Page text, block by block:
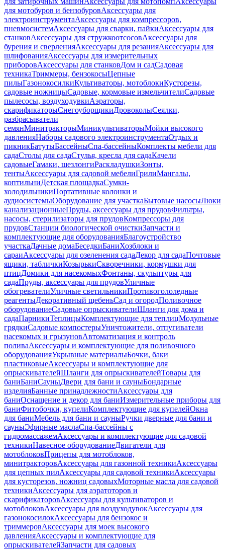
для мотобуров и бензобуровАксессуары для
электроинструментаАксессуары для компрессоров,
пневмосистемАксессуары для сварки, пайкиАксессуары для
станковАксессуары для стружкоотсосовАксессуары для
бурения и сверленияАксессуары для резанияАксессуары для
шлифованияАксессуары для измерительных
приборовАксессуары для станковДом и садСадовая
техникаТриммеры, бензокосыЦепные
пилыГазонокосилкиКультиваторы, мотоблокиКусторезы,
садовые ножницыСадовые, кормовые измельчителиСадовые
пылесосы, воздуходувкиАэраторы,
скарификаторыСнегоуборщикиДровоколыСеялки,
разбрасыватели
семянМинитракторыМиникультиваторыМойки высокого
давленияНаборы садового электроинструментаОтдых и
пикникБатутыБассейныСпа-бассейныКомплекты мебели для
садаСтолы для садаСтулья, кресла для садаКачели
садовыеГамаки, шезлонгиРаскладушкиЗонты,
тентыАксессуары для садовой мебелиГрилиМангалы,
коптильниДетская площадкаСумки-
холодильникиПортативные колонки и
аудиосистемыОборудование для участкаБытовые насосыЛюки
канализационныеПруды, аксессуары для прудовФильтры,
насосы, стерилизаторы для прудовКомпрессоры для
прудовСтанции биологической очисткиЗапчасти и
комплектующие для оборудованияБлагоустройство
участкаДачные домаБеседкиБаниХозблоки и
сараиАксессуары для озеленения садаДекор для садаПочтовые
ящики, табличкиКозырькиСкворечники, кормушки для
птицДомики для насекомыхФонтаны, скульптуры для
садаПруды, аксессуары для прудовУличные
обогревателиУличные светильникиПротивогололедные
реагентыДекоративный щебеньСад и огородПоливочное
оборудованиеСадовые опрыскивателиШланги для дома и
садаПарникиТеплицыКомплектующие для теплицМодульные
грядкиСадовые компостерыУничтожители, отпугиватели
насекомых и грызуновАвтоматизация и контроль
поливаАксессуары и комплектующие для поливочного
оборудованияУкрывные материалыБочки, баки
пластиковыеАксессуары и комплектующие для
опрыскивателейШланги для опрыскивателейТовары для
баниБаниСауныДвери для бани и сауныБондарные
изделияБанные принадлежностиАксессуары для
баниОснащение и декор для баниИзмерительные приборы для
баниФитобочки, купелиКомплектующие для купелейОкна
для баниМебель для бани и сауныРучки дверные для бани и
сауныЭфирные маслаСпа-бассейны с
гидромассажемАксессуары и комплектующие для садовой
техникиНавесное оборудованиеДвигатели для
мотоблоковПрицепы для мотоблоков,
минитракторовАксессуары для газонной техникиАксессуары
для цепных пилАксессуары для садовой техникиАксессуары
для кусторезов, ножниц садовыхМоторные масла для садовой
техникиАксессуары для аэратоторов и
скарификаторовАксессуары для культиваторов и
мотоблоковАксессуары для воздуходувокАксессуары для
газонокосилокАксессуары для бензокос и
триммеровАксессуары для моек высокого
давленияАксессуары и комплектующие для
опрыскивателейЗапчасти для садовых